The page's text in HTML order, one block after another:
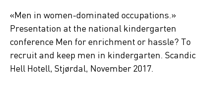
«Men in women-dominated occupations.»
Presentation at the national kindergarten
conference Men for enrichment or hassle? To
recruit and keep men in kindergarten. Scandic
Hell Hotell, Stjørdal, November 2017.